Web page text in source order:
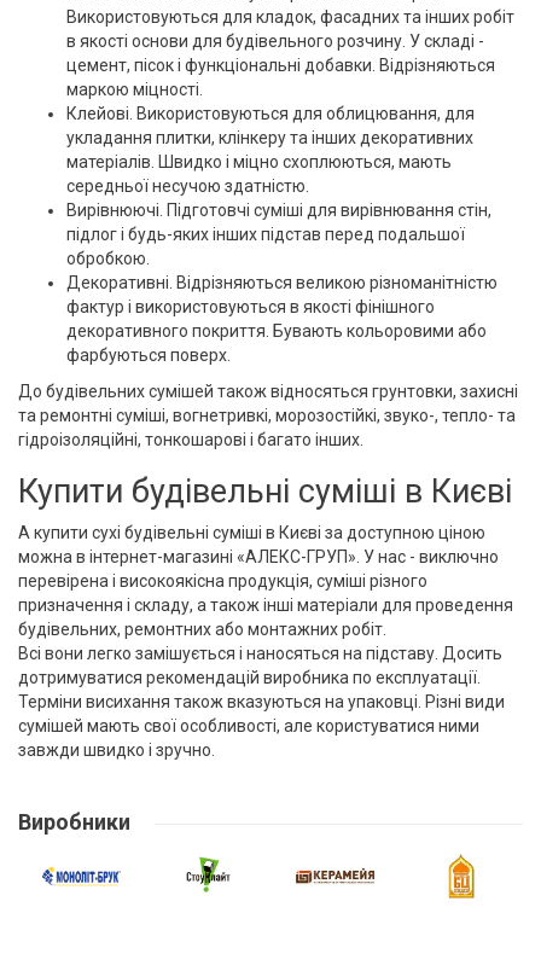
Використовуються для кладок, фасадних та інших робіт
в якості основи для будівельного розчину. У складі -
цемент, пісок і функціональні добавки. Відрізняються
маркою міцності.
Клейові. Використовуються для облицювання, для
укладання плитки, клінкеру та інших декоративних
матеріалів. Швидко і міцно схоплюються, мають
середньої несучою здатністю.
Вирівнюючі. Підготовчі суміші для вирівнювання стін,
підлог і будь-яких інших підстав перед подальшої
обробкою.
Декоративні. Відрізняються великою різноманітністю
фактур і використовуються в якості фінішного
декоративного покриття. Бувають кольоровими або
фарбуються поверх.
До будівельних сумішей також відносяться грунтовки, захисні
та ремонтні суміші, вогнетривкі, морозостійкі, звуко-, тепло- та
гідроізоляційні, тонкошарові і багато інших.
Купити будівельні суміші в Києві
А купити сухі будівельні суміші в Києві за доступною ціною
можна в інтернет-магазині «АЛЕКС-ГРУП». У нас - виключно
перевірена і високоякісна продукція, суміші різного
призначення і складу, а також інші матеріали для проведення
будівельних, ремонтних або монтажних робіт.
Всі вони легко замішується і наносяться на підставу. Досить
дотримуватися рекомендацій виробника по експлуатації.
Терміни висихання також вказуються на упаковці. Різні види
сумішей мають свої особливості, але користуватися ними
завжди швидко і зручно.
Виробники